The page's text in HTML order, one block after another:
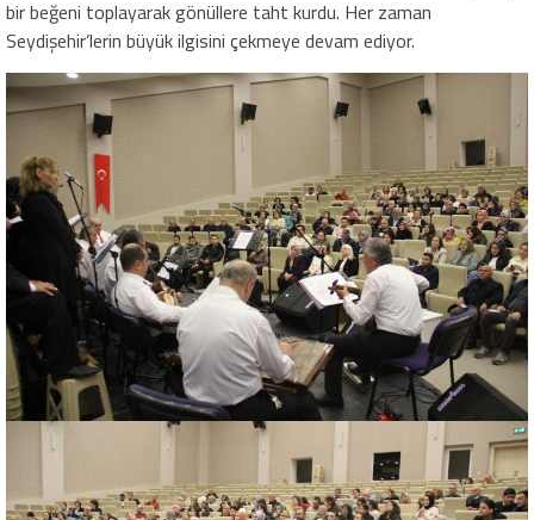
bir beğeni toplayarak gönüllere taht kurdu. Her zaman
Seydişehir’lerin büyük ilgisini çekmeye devam ediyor.